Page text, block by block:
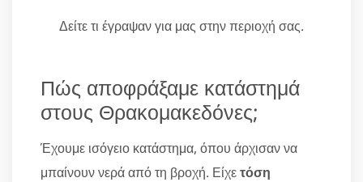
Δείτε τι έγραψαν για μας στην περιοχή σας.
Πώς αποφράξαμε κατάστημά
στους Θρακομακεδόνες;
Έχουμε ισόγειο κατάστημα, όπου άρχισαν να
μπαίνουν νερά από τη βροχή. Είχετόση